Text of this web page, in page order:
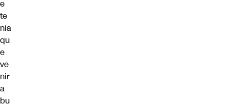
e
te
nía
qu
e
ve
nir
a
bu